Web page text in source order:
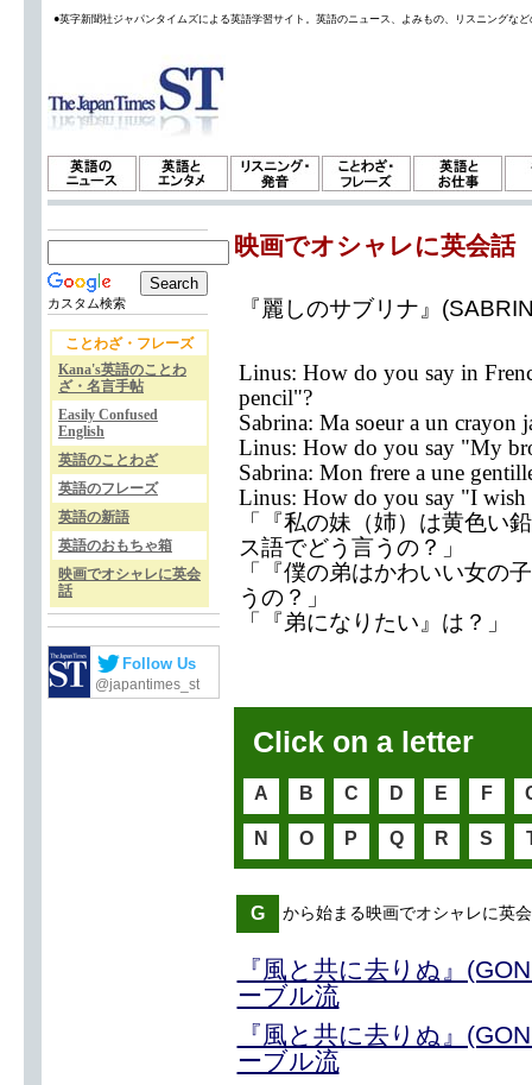
●英字新聞社ジャパンタイムズによる英語学習サイト。英語のニュース、よみもの、リスニングな
カスタム検索
ことわざ・フレーズ
Kana's英語のことわ
ざ・名言手帖
Easily Confused
English
英語のことわざ
英語のフレーズ
英語の新語
英語のおもちゃ箱
映画でオシャレに英会
話
Follow Us
@japantimes_st
映画でオシャレに英会話
『麗しのサブリナ』
Linus: How do you say in
pencil"?
Sabrina: Ma soeur a un crayon
Linus: How do you say "My
Sabrina: Mon frere a une
Linus: How do you say "I wish
「『私の妹（姉）は黄色い
ス語でどう言うの？」
「『僕の弟はかわいい女の
うの？」
「『弟になりたい』は？」
Click on a letter
A B C D E F
N O P Q R S
G から始まる映画でオシャレに英
『風と共に去りぬ』
ーブル流
『風と共に去りぬ』
ーブル流